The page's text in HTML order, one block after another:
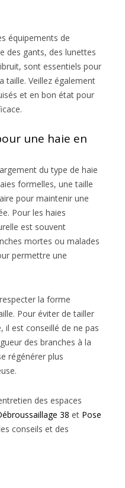
équipements de
des gants, des lunettes
sont essentiels pour
taille. Veillez également
et en bon état pour
une haie en
du type de haie
formelles, une taille
pour maintenir une
Pour les haies
est souvent
mortes ou malades
permettre une
la forme
Pour éviter de tailler
il est conseillé de ne pas
des branches à la
régénérer plus
des espaces
38 et Pose
conseils et des